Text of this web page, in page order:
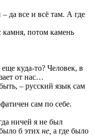
да все и всё там. А где
камня, потом камень
куда-то? Человек, в
от нас…
– русский язык сам
сам по себе.
ничей я не был
б этих не, а где было